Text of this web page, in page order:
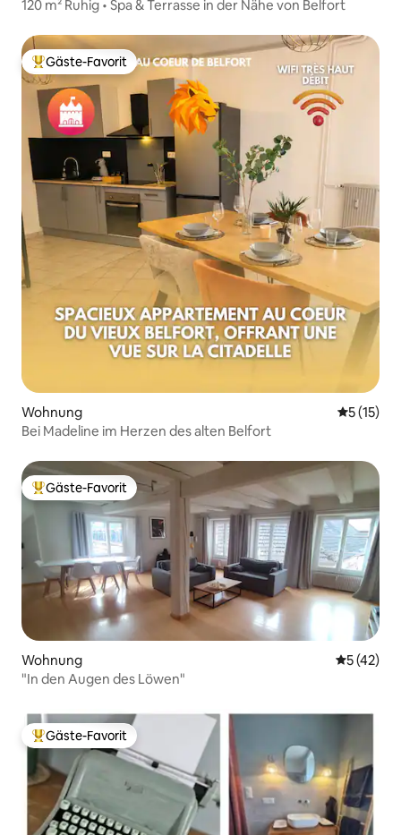
120 m² Ruhig • Spa & Terrasse in der Nähe von Belfort
Beliebter Gäste-Favorit.
Gäste-Favorit
Wohnung
5 (15)
Bei Madeline im Herzen des alten Belfort
Beliebter Gäste-Favorit.
Gäste-Favorit
Wohnung
5 (42)
"In den Augen des Löwen"
Beliebter Gäste-Favorit.
Gäste-Favorit